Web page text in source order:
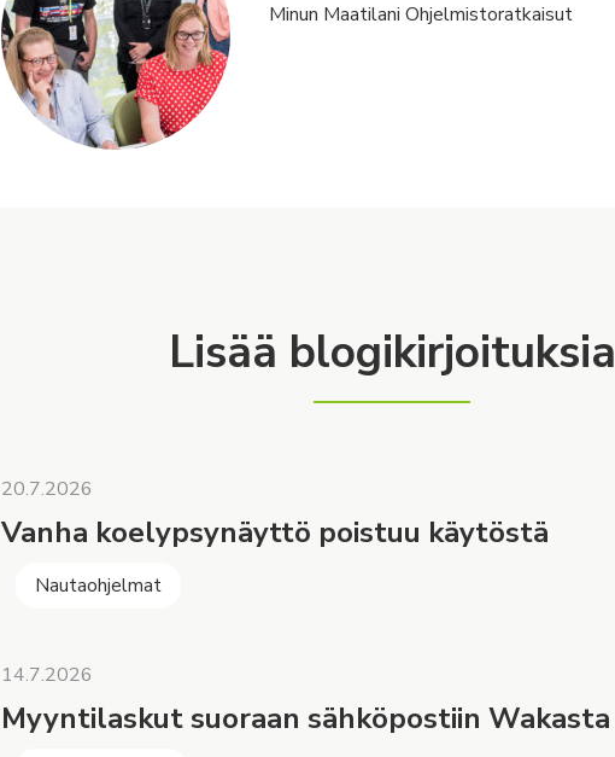
Minun Maatilani Ohjelmistoratkaisut
Lisää blogikirjoituksia
20.7.2026
Vanha koelypsynäyttö poistuu käytöstä
Nautaohjelmat
14.7.2026
Myyntilaskut suoraan sähköpostiin Wakasta